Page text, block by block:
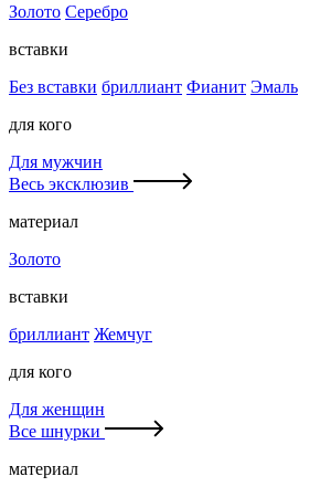
Золото Серебро
вставки
Без вставки бриллиант Фианит Эмаль
для кого
Для мужчин
Весь эксклюзив
материал
Золото
вставки
бриллиант Жемчуг
для кого
Для женщин
Все шнурки
материал